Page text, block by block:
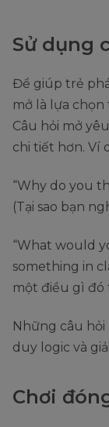
Sử dụng
Để giúp trẻ
mở là lựa
Câu hỏi mở
chi tiết hơn. Ví
“Why do you
(Tại sao bạn
“What would
something in
một điều gì đó
Những câu
duy logic và
Chơi